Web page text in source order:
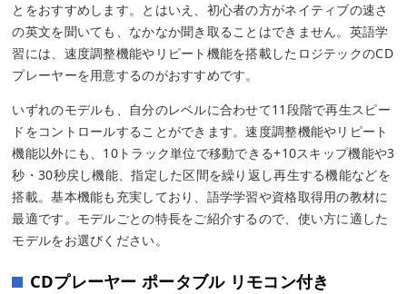
とをおすすめします。とはいえ、初心者の方がネイティブの速さ
の英文を聞いても、なかなか聞き取ることはできません。英語学
習には、速度調整機能やリピート機能を搭載したロジテックのCD
プレーヤーを用意するのがおすすめです。
いずれのモデルも、自分のレベルに合わせて11段階で再生スピー
ドをコントロールすることができます。速度調整機能やリピート
機能以外にも、10トラック単位で移動できる+10スキップ機能や3
秒・30秒戻し機能、指定した区間を繰り返し再生する機能などを
搭載。基本機能も充実しており、語学学習や資格取得用の教材に
最適です。モデルごとの特長をご紹介するので、使い方に適した
モデルをお選びください。
CDプレーヤー ポータブル リモコン付き